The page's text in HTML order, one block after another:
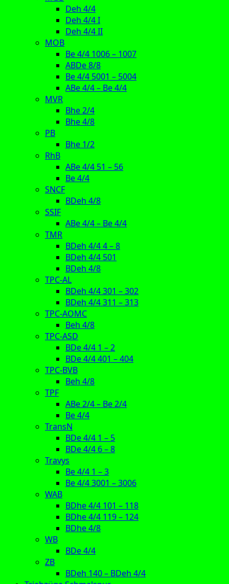
Deh 4/4
Deh 4/4 I
Deh 4/4 II
MOB
Be 4/4 1006 – 1007
ABDe 8/8
Be 4/4 5001 – 5004
ABe 4/4 – Be 4/4
MVR
Bhe 2/4
Bhe 4/8
PB
Bhe 1/2
RhB
ABe 4/4 51 – 56
Be 4/4
SNCF
BDeh 4/8
SSIF
ABe 4/4 – Be 4/4
TMR
BDeh 4/4 4 – 8
BDeh 4/4 501
BDeh 4/8
TPC-AL
BDeh 4/4 301 – 302
BDeh 4/4 311 – 313
TPC-AOMC
Beh 4/8
TPC-ASD
BDe 4/4 1 – 2
BDe 4/4 401 – 404
TPC-BVB
Beh 4/8
TPF
ABe 2/4 – Be 2/4
Be 4/4
TransN
BDe 4/4 1 – 5
BDe 4/4 6 – 8
Travys
Be 4/4 1 – 3
Be 4/4 3001 – 3006
WAB
BDhe 4/4 101 – 118
BDhe 4/4 119 – 124
BDhe 4/8
WB
BDe 4/4
ZB
BDeh 140 – BDeh 4/4